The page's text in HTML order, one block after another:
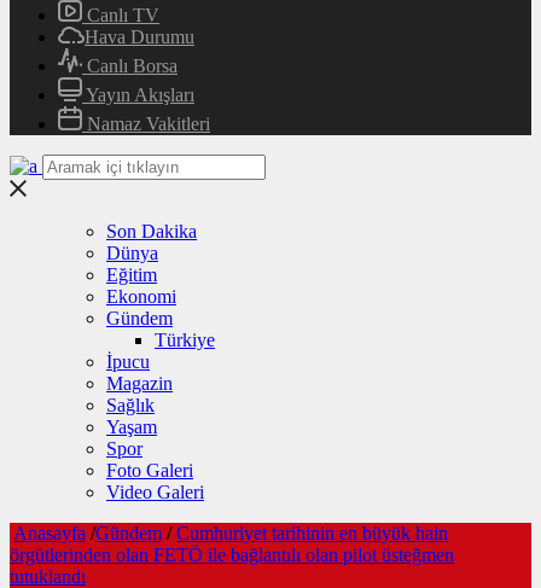
Canlı TV
Hava Durumu
Canlı Borsa
Yayın Akışları
Namaz Vakitleri
Son Dakika
Dünya
Eğitim
Ekonomi
Gündem
Türkiye
İpucu
Magazin
Sağlık
Yaşam
Spor
Foto Galeri
Video Galeri
Anasayfa /Gündem / Cumhuriyet tarihinin en büyük hain
örgütlerinden olan FETÖ ile bağlantılı olan pilot üsteğmen
tutuklandı